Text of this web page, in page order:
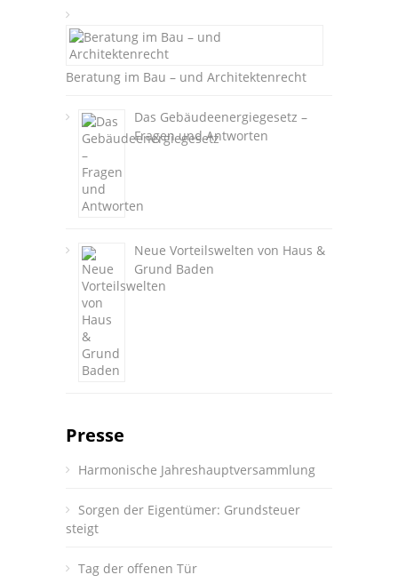
Beratung im Bau – und Architektenrecht
Das Gebäudeenergiegesetz –
Fragen und Antworten
Neue Vorteilswelten von Haus &
Grund Baden
Presse
Harmonische Jahreshauptversammlung
Sorgen der Eigentümer: Grundsteuer
steigt
Tag der offenen Tür